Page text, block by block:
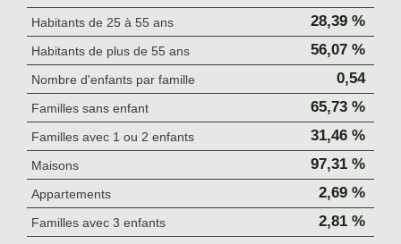
Habitants de 25 à 55 ans 28,39 %
Habitants de plus de 55 ans 56,07 %
Nombre d'enfants par famille 0,54
Familles sans enfant 65,73 %
Familles avec 1 ou 2 enfants 31,46 %
Maisons 97,31 %
Appartements 2,69 %
Familles avec 3 enfants 2,81 %